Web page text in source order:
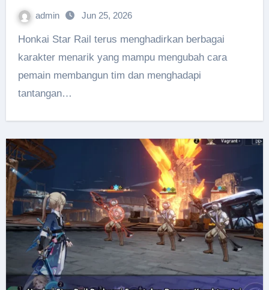
admin Jun 25, 2026
Honkai Star Rail terus menghadirkan berbagai
karakter menarik yang mampu mengubah cara
pemain membangun tim dan menghadapi
tantangan…